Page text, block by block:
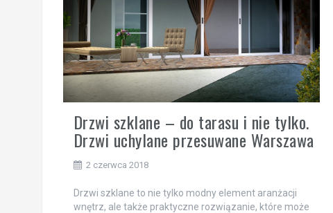
Drzwi szklane – do tarasu i nie tylko.
Drzwi uchylane przesuwane Warszawa
2 czerwca 2018
Drzwi szklane to nie tylko modny element aranżacji
wnętrz, ale także praktyczne rozwiązanie, które może